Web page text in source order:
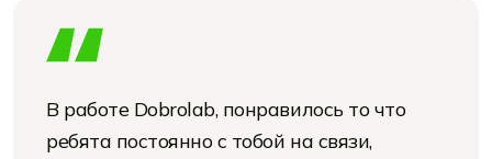
В работе Dobrolab, понравилось то что
ребята постоянно с тобой на связи,